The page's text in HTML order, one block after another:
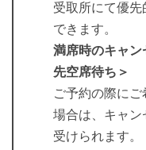
受取所にて優
できます。
満席時のキャ
先空席待ち＞
ご予約の際に
場合は、キャ
受けられます。